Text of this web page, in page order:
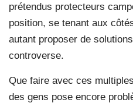
prétendus protecteurs
position, se tenant aux
autant proposer de
controverse.
Que faire avec ces
des gens pose encore